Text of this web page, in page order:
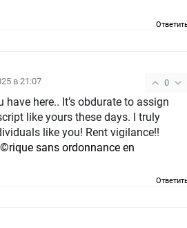
0
в 21:07
have here.. It’s obdurate to assign
like yours these days. I truly
like you! Rent vigilance!!
sans ordonnance en